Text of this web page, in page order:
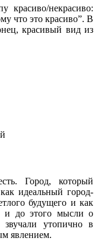
красиво/некрасиво:
что это красиво”. В
красивый вид из
Город, который
идеальный город-
будущего и как
и до этого мысли о
звучали утопично в
явлением.